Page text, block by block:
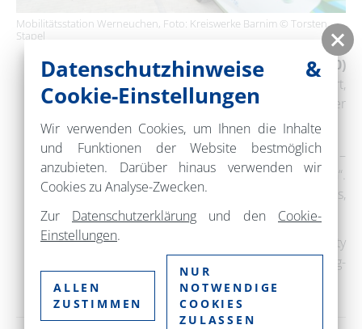
Mobilitätsstation Werneuchen, Foto: Kreiswerke Barnim © Torsten
Stapel
Mit dem PKW geht es vomBerliner Ring (A 10)
über die Autobahn
A 11 zu Zielen wie Finowfurt,
Werbellin, Britz oder Joachimsthal in etwa einer
Autostunde.
Immer mehr Orte im Barnim bietenLadesäulen
–
etwa im Rahmen des Projekts „Baden und Laden“.
Stromtankstellen findest du häufig an Hotels,
Restaurants und touristischen Zielen.
Eine Übersicht der Ladesäulen des
emobility
Ladenetz Barnim und der BAR-Share Car-Sharing-
Fahrzeuge gibt es bei denKreiswerken Barnim
Datenschutzhinweise &
Cookie-Einstellungen
Wir verwenden Cookies, um Ihnen die Inhalte
und Funktionen der Website bestmöglich
anzubieten. Darüber hinaus verwenden wir
Cookies zu Analyse-Zwecken.
Zur Datenschutzerklärung und den Cookie-
Einstellungen.
ALLEN
ZUSTIMMEN
NUR
NOTWENDIGE
COOKIES
ZULASSEN